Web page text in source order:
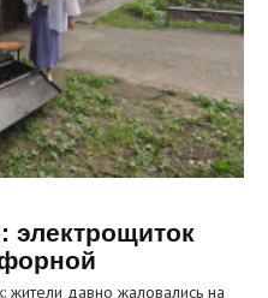
электрощиток
давно жаловались на